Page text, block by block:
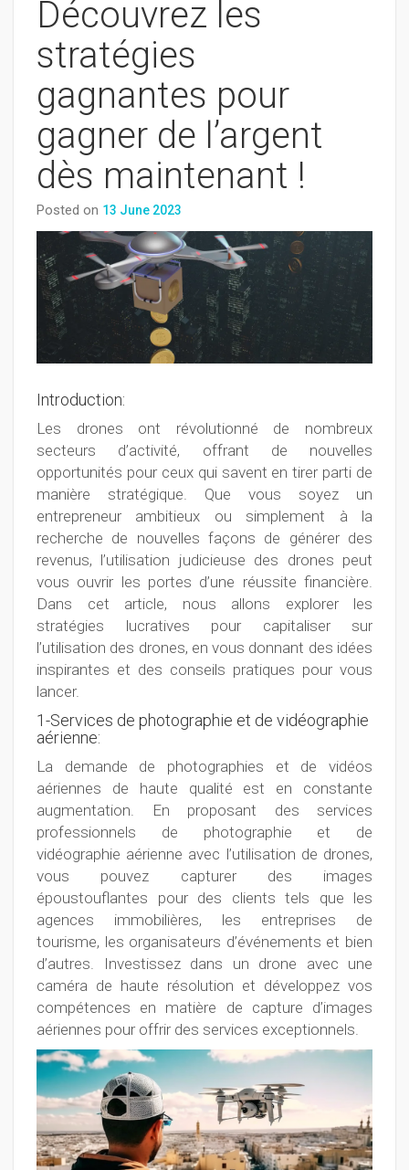
Découvrez les
stratégies
gagnantes pour
gagner de l’argent
dès maintenant !
Posted on 13 June 2023
Introduction:
Les drones ont révolutionné de nombreux
secteurs d’activité, offrant de nouvelles
opportunités pour ceux qui savent en tirer parti de
manière stratégique. Que vous soyez un
entrepreneur ambitieux ou simplement à la
recherche de nouvelles façons de générer des
revenus, l’utilisation judicieuse des drones peut
vous ouvrir les portes d’une réussite financière.
Dans cet article, nous allons explorer les
stratégies lucratives pour capitaliser sur
l’utilisation des drones, en vous donnant des idées
inspirantes et des conseils pratiques pour vous
lancer.
1-Services de photographie et de vidéographie
aérienne:
La demande de photographies et de vidéos
aériennes de haute qualité est en constante
augmentation. En proposant des services
professionnels de photographie et de
vidéographie aérienne avec l’utilisation de drones,
vous pouvez capturer des images
époustouflantes pour des clients tels que les
agences immobilières, les entreprises de
tourisme, les organisateurs d’événements et bien
d’autres. Investissez dans un drone avec une
caméra de haute résolution et développez vos
compétences en matière de capture d’images
aériennes pour offrir des services exceptionnels.